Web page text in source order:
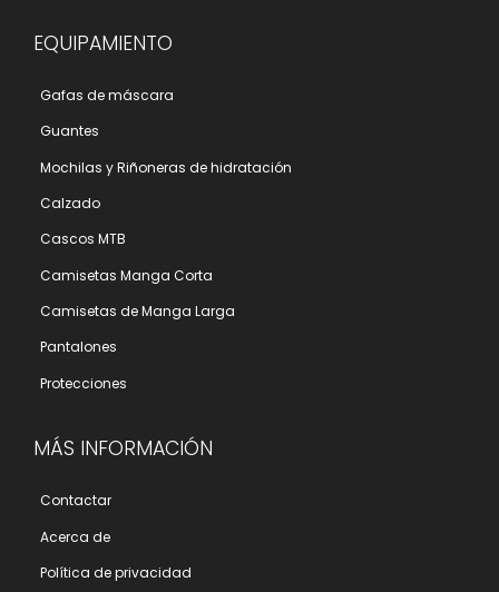
EQUIPAMIENTO
Gafas de máscara
Guantes
Mochilas y Riñoneras de hidratación
Calzado
Cascos MTB
Camisetas Manga Corta
Camisetas de Manga Larga
Pantalones
Protecciones
MÁS INFORMACIÓN
Contactar
Acerca de
Polí­tica de privacidad